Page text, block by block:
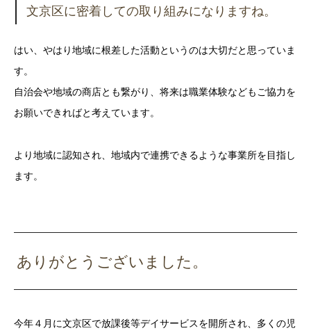
文京区に密着しての取り組みになりますね。
はい、やはり地域に根差した活動というのは大切だと思っていま
す。
自治会や地域の商店とも繋がり、将来は職業体験などもご協力を
お願いできればと考えています。
より地域に認知され、地域内で連携できるような事業所を目指し
ます。
ありがとうございました。
今年４月に文京区で放課後等デイサービスを開所され、多くの児